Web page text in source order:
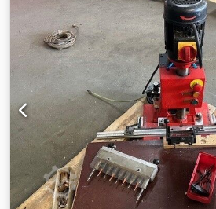
Präzisions-Spannzangenfutter für
26 mm. inkl. Spannzangen Ø 10 / 13
kW, 2800 u/min -
- Positionsverstellung für 2 Ebenen,
mm) - Bohrtiefe max. 150 mm -
im 12 mm-Raster mit: -
Querverstellung 320 mm - 2
Sicherheitsspannzylinder -
bestehend aus: 1 Mittelanschlag
überbreite Rahmen 1
(spiegelbildlich von links auf rechts
Klappanschläge -
2 Programmnocken (400V, 3Ph, 50Hz,